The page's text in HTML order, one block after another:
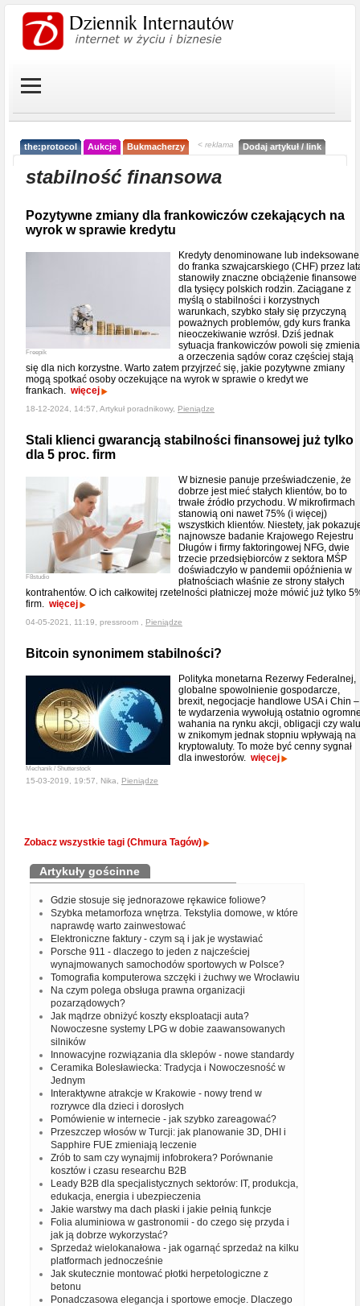
the:protocol Aukcje Bukmacherzy < reklama Dodaj artykuł / link
stabilność finansowa
Pozytywne zmiany dla frankowiczów czekających na
wyrok w sprawie kredytu
Freepik
Kredyty denominowane lub indeksowane
do franka szwajcarskiego (CHF) przez
stanowiły znaczne obciążenie finansowe
dla tysięcy polskich rodzin. Zaciągane z
myślą o stabilności i korzystnych
warunkach, szybko stały się przyczyną
poważnych problemów, gdy kurs franka
nieoczekiwanie wzrósł. Dziś jednak
sytuacja frankowiczów powoli się
a orzeczenia sądów coraz częściej stają
się dla nich korzystne. Warto zatem przyjrzeć się, jakie pozytywne zmiany
mogą spotkać osoby oczekujące na wyrok w sprawie o kredyt we
frankach. więcej
18-12-2024, 14:57, Artykuł poradnikowy, Pieniądze
Stali klienci gwarancją stabilności finansowej już tylko
dla 5 proc. firm
F8studio
W biznesie panuje przeświadczenie, że
dobrze jest mieć stałych klientów, bo to
trwałe źródło przychodu. W mikrofirmach
stanowią oni nawet 75% (i więcej)
wszystkich klientów. Niestety, jak
najnowsze badanie Krajowego Rejestru
Długów i firmy faktoringowej NFG, dwie
trzecie przedsiębiorców z sektora MŚP
doświadczyło w pandemii opóźnienia w
płatnościach właśnie ze strony stałych
kontrahentów. O ich całkowitej rzetelności płatniczej może mówić już tylko
firm. więcej
04-05-2021, 11:19, pressroom , Pieniądze
Bitcoin synonimem stabilności?
Mechanik / Shutterstock
Polityka monetarna Rezerwy Federalnej,
globalne spowolnienie gospodarcze,
brexit, negocjacje handlowe USA i Chin –
te wydarzenia wywołują ostatnio
wahania na rynku akcji, obligacji czy
w znikomym jednak stopniu wpływają na
kryptowaluty. To może być cenny sygnał
dla inwestorów. więcej
15-03-2019, 19:57, Nika, Pieniądze
Zobacz wszystkie tagi (Chmura Tagów)
Artykuły gościnne
Gdzie stosuje się jednorazowe rękawice foliowe?
Szybka metamorfoza wnętrza. Tekstylia domowe, w które
naprawdę warto zainwestować
Elektroniczne faktury - czym są i jak je wystawiać
Porsche 911 - dlaczego to jeden z najcześciej
wynajmowanych samochodów sportowych w Polsce?
Tomografia komputerowa szczęki i żuchwy we Wrocławiu
Na czym polega obsługa prawna organizacji
pozarządowych?
Jak mądrze obniżyć koszty eksploatacji auta?
Nowoczesne systemy LPG w dobie zaawansowanych
silników
Innowacyjne rozwiązania dla sklepów - nowe standardy
Ceramika Bolesławiecka: Tradycja i Nowoczesność w
Jednym
Interaktywne atrakcje w Krakowie - nowy trend w
rozrywce dla dzieci i dorosłych
Pomówienie w internecie - jak szybko zareagować?
Przeszczep włosów w Turcji: jak planowanie 3D, DHI i
Sapphire FUE zmieniają leczenie
Zrób to sam czy wynajmij infobrokera? Porównanie
kosztów i czasu researchu B2B
Leady B2B dla specjalistycznych sektorów: IT, produkcja,
edukacja, energia i ubezpieczenia
Jakie warstwy ma dach płaski i jakie pełnią funkcje
Folia aluminiowa w gastronomii - do czego się przyda i
jak ją dobrze wykorzystać?
Sprzedaż wielokanałowa - jak ogarnąć sprzedaż na kilku
platformach jednocześnie
Jak skutecznie montować płotki herpetologiczne z
betonu
Ponadczasowa elegancja i sportowe emocje. Dlaczego